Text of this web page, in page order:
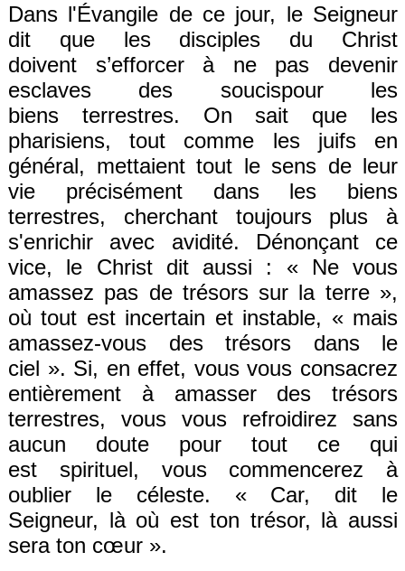
Dans l'Évangile de ce jour, le Seigneur
dit que les disciples du Christ
doivent s’efforcer àne pas devenir
esclaves des soucispour les
biens terrestres. On sait que les
pharisiens,tout comme les juifs en
général, mettaient tout le sens de leur
vie précisément dans les biens
terrestres, cherchant toujours plus à
s'enrichir avec avidité. Dénonçant ce
vice, le Christ dit aussi : « Ne vous
amassez pas de trésors sur la terre»,
où tout est incertain et instable, « mais
amassez-vous des trésors dans le
ciel ». Si, en effet, vous vous consacrez
entièrement à amasserdes trésors
terrestres, vous vous refroidirez sans
aucun doute pour tout ce qui
est spirituel, vous commencerez à
oublier le céleste. « Car, dit le
Seigneur, là où est ton trésor, là aussi
sera ton cœur ».